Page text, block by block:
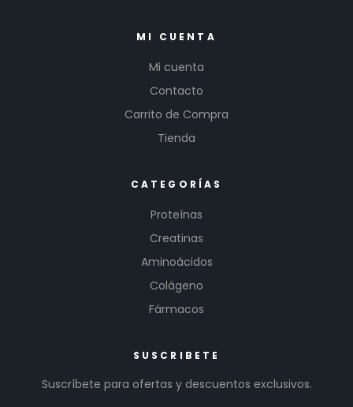
MI CUENTA
Mi cuenta
Contacto
Carrito de Compra
Tienda
CATEGORÍAS
Proteínas
Creatinas
Aminoácidos
Colágeno
Fármacos
SUSCRIBETE
Suscríbete para ofertas y descuentos exclusivos.